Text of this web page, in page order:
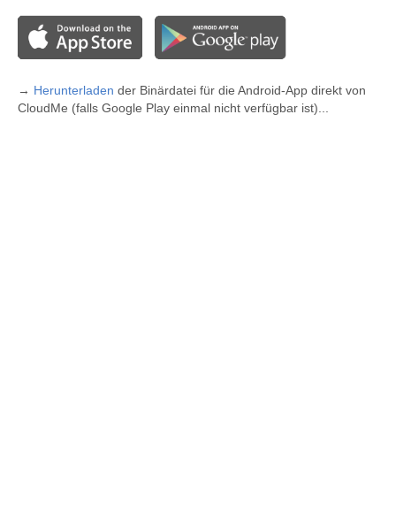
→ Herunterladen der Binärdatei für die Android-App direkt von
CloudMe (falls Google Play einmal nicht verfügbar ist)...